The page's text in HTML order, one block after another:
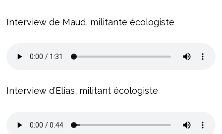
Interview de Maud, militante écologiste
Interview d’Elias, militant écologiste